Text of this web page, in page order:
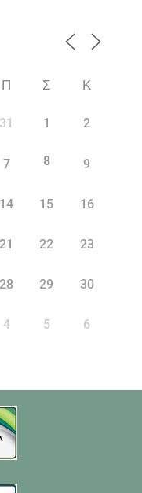
Π Σ Κ
31 1 2
7 8 9
14 15 16
21 22 23
28 29 30
4 5 6